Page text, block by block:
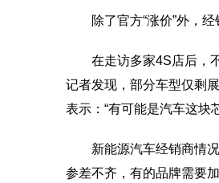
除了官方“涨价”外，经
在走访多家4S店后，不
记者发现，部分车型仅剩
表示：“有可能是汽车这块
新能源汽车经销商情况
参差不齐，有的品牌需要